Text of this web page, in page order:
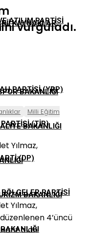
ATILIM PARTISI
PARTISI (YRP)
(TİP)
(DP)
PARTISI
KAYNAKLAR
BAKANLIĞI
BAKANLIĞI
BAKANLIĞI
vurguladı.
Milli Eğitim
Yılmaz,
4’üncü
olan